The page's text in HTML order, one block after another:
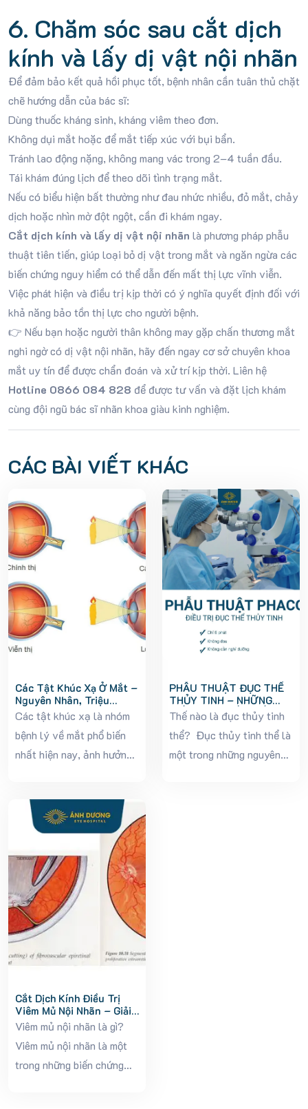
6. Chăm sóc sau cắt dịch
kính và lấy dị vật nội nhãn
Để đảm bảo kết quả hồi phục tốt, bệnh nhân cần tuân thủ chặt
chẽ hướng dẫn của bác sĩ:
Dùng thuốc kháng sinh, kháng viêm theo đơn.
Không dụi mắt hoặc để mắt tiếp xúc với bụi bẩn.
Tránh lao động nặng, không mang vác trong 2–4 tuần đầu.
Tái khám đúng lịch để theo dõi tình trạng mắt.
Nếu có biểu hiện bất thường như đau nhức nhiều, đỏ mắt, chảy
dịch hoặc nhìn mờ đột ngột, cần đi khám ngay.
Cắt dịch kính và lấy dị vật nội nhãn là phương pháp phẫu
thuật tiên tiến, giúp loại bỏ dị vật trong mắt và ngăn ngừa các
biến chứng nguy hiểm có thể dẫn đến mất thị lực vĩnh viễn.
Việc phát hiện và điều trị kịp thời có ý nghĩa quyết định đối với
khả năng bảo tồn thị lực cho người bệnh.
👉 Nếu bạn hoặc người thân không may gặp chấn thương mắt
nghi ngờ có dị vật nội nhãn, hãy đến ngay cơ sở chuyên khoa
mắt uy tín để được chẩn đoán và xử trí kịp thời. Liên hệ
Hotline 0866 084 828 để được tư vấn và đặt lịch khám
cùng đội ngũ bác sĩ nhãn khoa giàu kinh nghiệm.
CÁC BÀI VIẾT KHÁC
Các Tật Khúc Xạ Ở Mắt –
Nguyên Nhân, Triệu
Chứng Và Cách Điều Trị
Các tật khúc xạ là nhóm
bệnh lý về mắt phổ biến
nhất hiện nay, ảnh hưởng
lệ trẻ em và người trưởng
thành mắc các tật...
PHẪU THUẬT ĐỤC THỂ
THỦY TINH – NHỮNG
KIẾN THỨC CẦN BIẾT
Thế nào là đục thủy tinh
thể? Đục thủy tinh thể là
một trong những nguyên
Cắt Dịch Kính Điều Trị
Viêm Mủ Nội Nhãn – Giải
Pháp Cứu Thị Lực Khẩn
Cấp
Viêm mủ nội nhãn là gì?
Viêm mủ nội nhãn là một
trong những biến chứng